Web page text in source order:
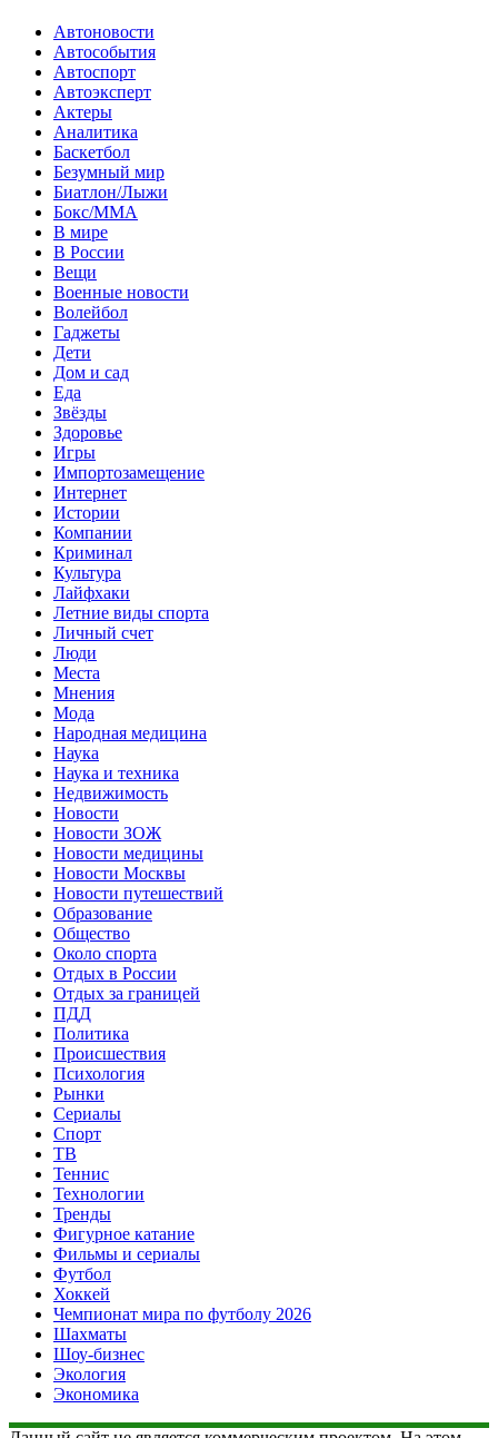
Автоновости
Автособытия
Автоспорт
Автоэксперт
Актеры
Аналитика
Баскетбол
Безумный мир
Биатлон/Лыжи
Бокс/MMA
В мире
В России
Вещи
Военные новости
Волейбол
Гаджеты
Дети
Дом и сад
Еда
Звёзды
Здоровье
Игры
Импортозамещение
Интернет
Истории
Компании
Криминал
Культура
Лайфхаки
Летние виды спорта
Личный счет
Люди
Места
Мнения
Мода
Народная медицина
Наука
Наука и техника
Недвижимость
Новости
Новости ЗОЖ
Новости медицины
Новости Москвы
Новости путешествий
Образование
Общество
Около спорта
Отдых в России
Отдых за границей
ПДД
Политика
Происшествия
Психология
Рынки
Сериалы
Спорт
ТВ
Теннис
Технологии
Тренды
Фигурное катание
Фильмы и сериалы
Футбол
Хоккей
Чемпионат мира по футболу 2026
Шахматы
Шоу-бизнес
Экология
Экономика